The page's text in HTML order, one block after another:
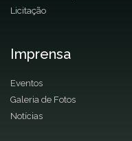
Licitação
Imprensa
Eventos
Galeria de Fotos
Notícias